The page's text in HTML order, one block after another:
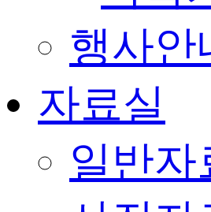
행사안
자료실
일반자